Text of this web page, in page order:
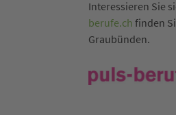
Interessieren Sie
berufe.ch finden
Graubünden.